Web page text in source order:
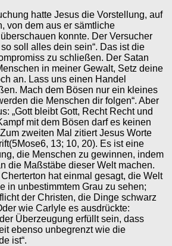
hatte Jesus die Vorstellung, auf
von dem aus er sämtliche
konnte. Der Versucher
soll alles dein sein“. Das ist die
zu schließen. Der Satan
in meiner Gewalt, Setz deine
an. Lass uns einen Handel
Mach dem Bösen nur ein kleines
die Menschen dir folgen“. Aber
„Gott bleibt Gott, Recht Recht und
mit dem Bösen darf es keinen
zweiten Mal zitiert Jesus Worte
13; 10, 20). Es ist eine
die Menschen zu gewinnen, indem
die Maßstäbe dieser Welt machen.
hat einmal gesagt, die Welt
in unbestimmtem Grau zu sehen;
der Christen, die Dinge schwarz
wie Carlyle es ausdrückte:
Überzeugung erfüllt sein, dass
ebenso unbegrenzt wie die
ist“.